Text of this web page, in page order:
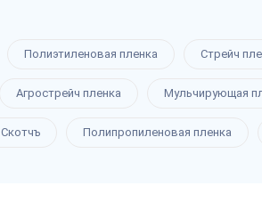
Полиэтиленовая пленка Стрейч
Агрострейч пленка Мульчирующая
Скотчъ Полипропиленовая пленка